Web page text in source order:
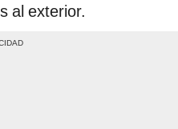
al exterior.